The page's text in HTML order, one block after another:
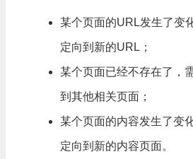
某个页面的URL发生了变
定向到新的URL；
某个页面已经不存在了，
到其他相关页面；
某个页面的内容发生了变
定向到新的内容页面。